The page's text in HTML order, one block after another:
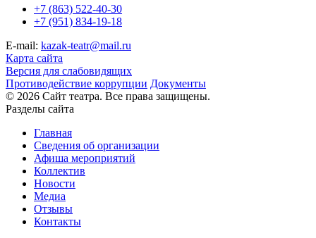
+7 (863) 522-40-30
+7 (951) 834-19-18
E-mail: kazak-teatr@mail.ru
Карта сайта
Версия для слабовидящих
Противодействие коррупции Документы
© 2026 Сайт театра. Все права защищены.
Разделы сайта
Главная
Сведения об организации
Афиша мероприятий
Коллектив
Новости
Медиа
Отзывы
Контакты